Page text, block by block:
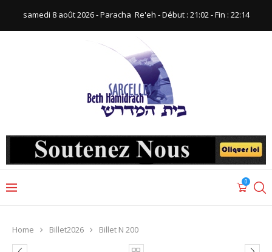
samedi 8 août 2026 - Paracha ‪ Re'eh‬ - Début : 21:02‬ - Fin : ‪22:14‬
0
Home Billet2026 Billet N 200